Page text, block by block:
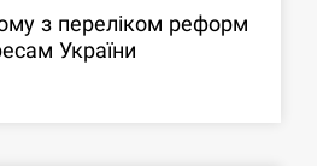
з переліком реформ
України